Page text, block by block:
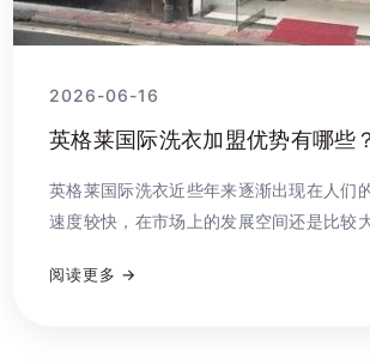
2026-06-16
英格莱国际洗衣加盟优势有哪些？
英格莱国际洗衣近些年来逐渐出现在人们
速度较快，在市场上的发展空间还是比较
阅读更多 →